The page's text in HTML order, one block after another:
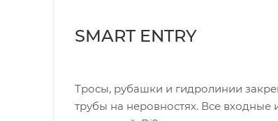
SMART ENTRY
Тросы, рубашки и гидролинии
трубы на неровностях. Все